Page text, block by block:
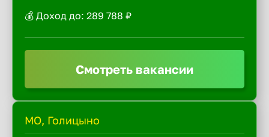
💰 Доход до: 289 788 ₽
Смотреть вакансии
МО, Голицыно